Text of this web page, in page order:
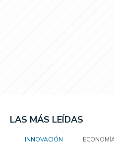
LAS MÁS LEÍDAS
INNOVACIÓN